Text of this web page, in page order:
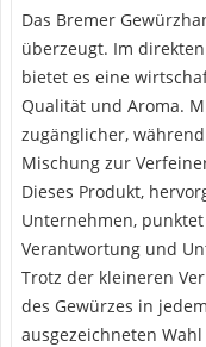
Das Bremer
überzeugt. Im
bietet es eine
Qualität und Aroma.
zugänglicher,
Mischung zur
Dieses Produkt,
Unternehmen,
Verantwortung und
Trotz der kleineren
des Gewürzes in
ausgezeichneten